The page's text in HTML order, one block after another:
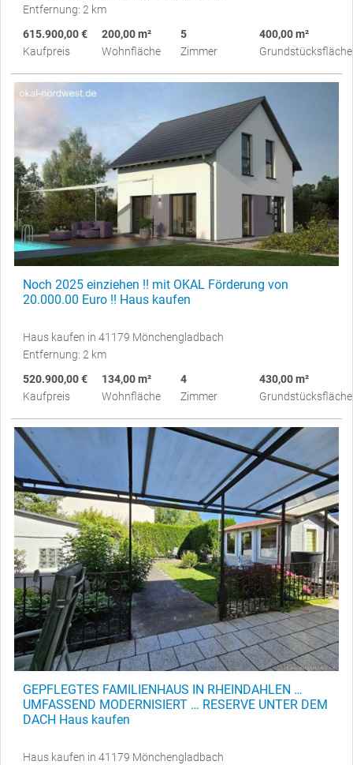
Entfernung: 2 km
615.900,00 €
Kaufpreis
200,00 m²
Wohnfläche
5
Zimmer
400,00 m²
Grundstücksfläche
Noch 2025 einziehen !! mit OKAL Förderung von
20.000.00 Euro !! Haus kaufen
Haus kaufen in 41179 Mönchengladbach
Entfernung: 2 km
520.900,00 €
Kaufpreis
134,00 m²
Wohnfläche
4
Zimmer
430,00 m²
Grundstücksfläche
GEPFLEGTES FAMILIENHAUS IN RHEINDAHLEN …
UMFASSEND MODERNISIERT … RESERVE UNTER DEM
DACH Haus kaufen
Haus kaufen in 41179 Mönchengladbach